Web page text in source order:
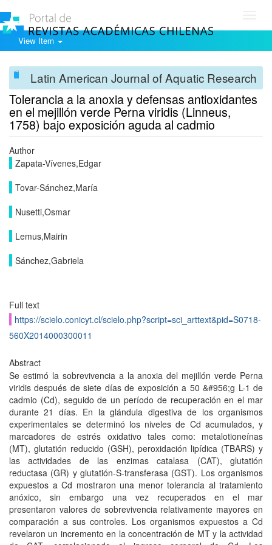
View Item
Latin American Journal of Aquatic Research
Tolerancia a la anoxia y defensas antioxidantes
en el mejillón verde Perna viridis (Linneus,
1758) bajo exposición aguda al cadmio
Author
Zapata-Vívenes,Edgar
Tovar-Sánchez,María
Nusetti,Osmar
Lemus,Mairin
Sánchez,Gabriela
Full text
https://scielo.conicyt.cl/scielo.php?script=sci_arttext&pid=S0718-
560X2014000300011
Abstract
Se estimó la sobrevivencia a la anoxia del mejillón verde Perna
viridis después de siete días de exposición a 50 &#956;g L-1 de
cadmio (Cd), seguido de un período de recuperación en el mar
durante 21 días. En la glándula digestiva de los organismos
experimentales se determinó los niveles de Cd acumulados, y
marcadores de estrés oxidativo tales como: metalotioneínas
(MT), glutatión reducido (GSH), peroxidación lipídica (TBARS) y
las actividades de las enzimas catalasa (CAT), glutatión
reductasa (GR) y glutatión-S-transferasa (GST). Los organismos
expuestos a Cd mostraron una menor tolerancia al tratamiento
anóxico, sin embargo una vez recuperados en el mar
presentaron valores de sobrevivencia relativamente mayores en
comparación a sus controles. Los organismos expuestos a Cd
revelaron un incremento en la concentración de MT y la actividad